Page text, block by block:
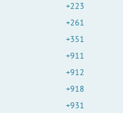
+223
+261
+351
+911
+912
+918
+931